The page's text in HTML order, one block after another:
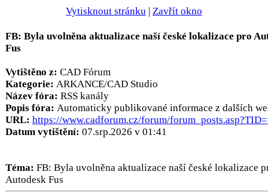
Vytisknout stránku | Zavřít okno
FB: Byla uvolněna aktualizace naší české lokalizace pro
Fus
Vytištěno z: CAD Fórum
Kategorie: ARKANCE/CAD Studio
Název fóra: RSS kanály
Popis fóra: Automaticky publikované informace z dalších
URL: https://www.cadforum.cz/forum/
Datum vytištění: 07.srp.2026 v 01:41
Téma: FB: Byla uvolněna aktualizace naší české lokalizace
Autodesk Fus